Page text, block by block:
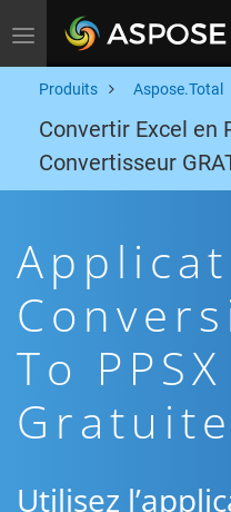
Toggle navigation
Produits Aspose.Total
Convertir Excel en
Convertisseur
To
Utilisez